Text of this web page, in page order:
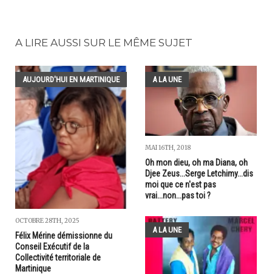
A LIRE AUSSI SUR LE MÊME SUJET
AUJOURD'HUI EN MARTINIQUE
OCTOBRE 28TH, 2025
Félix Mérine démissionne du
Conseil Exécutif de la
Collectivité territoriale de
Martinique
A LA UNE
MAI 16TH, 2018
Oh mon dieu, oh ma Diana, oh
Djee Zeus...Serge Letchimy...dis
moi que ce n'est pas
vrai...non...pas toi ?
A LA UNE